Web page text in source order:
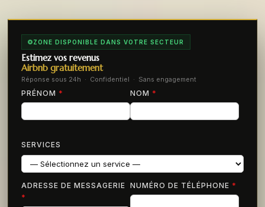
ZONE DISPONIBLE DANS VOTRE SECTEUR
Estimez vos revenus
Airbnb gratuitement
Réponse sous 24h · Confidentiel · Sans engagement
PRÉNOM * NOM *
SERVICES
ADRESSE DE MESSAGERIE
*
NUMÉRO DE TÉLÉPHONE *